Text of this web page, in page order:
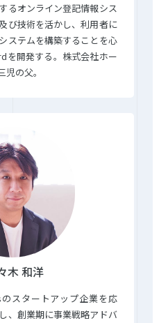
るオンライン登記情報シス
び技術を活かし、利用者に
ステムを構築することを心
を開発する。株式会社ホー
の父。
木 和洋
スタートアップ企業を応
、創業期に事業戦略アドバ